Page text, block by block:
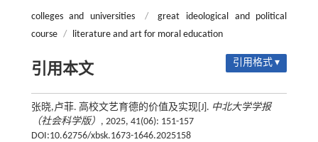
colleges and universities /
great ideological and political
course / literature and art for moral education
引用本文 引用格式 ▾
张晓,卢菲. 高校文艺育德的价值及实现[J]. 中北大学学报
（社会科学版） , 2025, 41(06): 151-157
DOI:10.62756/xbsk.1673-1646.2025158